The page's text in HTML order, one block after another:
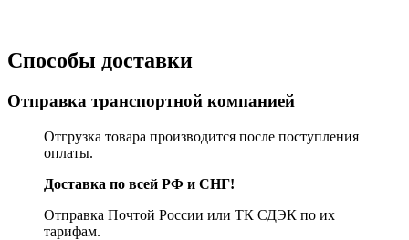
Способы доставки
Отправка транспортной компанией
Отгрузка товара производится после поступления
оплаты.
Доставка по всей РФ и СНГ!
Отправка Почтой России или ТК СДЭК по их
тарифам.